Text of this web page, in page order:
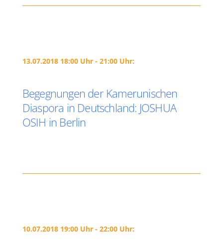
13.07.2018 18:00 Uhr - 21:00 Uhr:
Begegnungen der Kamerunischen
Diaspora in Deutschland: JOSHUA
OSIH in Berlin
10.07.2018 19:00 Uhr - 22:00 Uhr: